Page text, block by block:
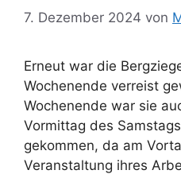
7. Dezember 2024 von
Erneut war die
Wochenende verreist
Wochenende war sie
Vormittag des
gekommen, da am
Veranstaltung ihres